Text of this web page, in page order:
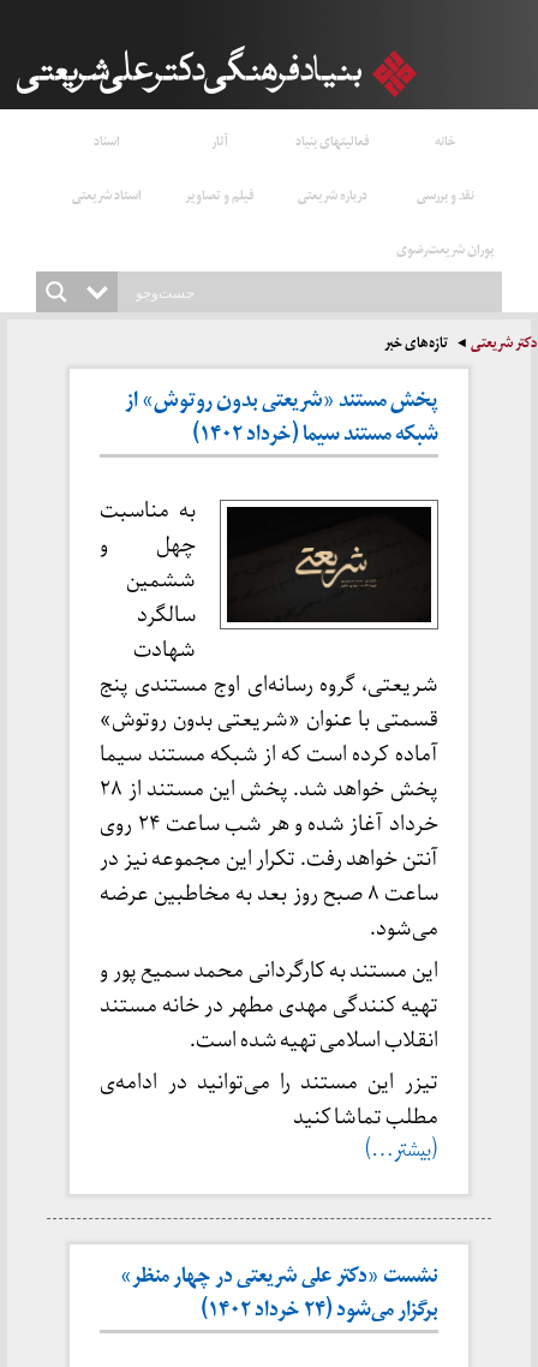
خانه فعالیتهای بنیاد آثار
اسناد
نقد و بررسی
درباره شریعتی فیلم و تصاویر
استاد شریعتی
پوران شریعت‌رضوی
دکتر شریعتی تازه‌های خبر
پخش مستند «شریعتی بدون روتوش» از
شبکه مستند سیما (خرداد ۱۴۰۲)
به مناسبت
چهل و
ششمین
سالگرد
شهادت
شریعتی، گروه رسانه‌ای اوج مستندی پنج
قسمتی با عنوان «شریعتی بدون روتوش»
آماده کرده است که از شبکه مستند سیما
پخش خواهد شد. پخش این مستند از ۲۸
خرداد آغاز شده و هر شب ساعت ۲۴ روی
آنتن خواهد رفت. تکرار این مجموعه نیز در
ساعت ۸ صبح روز بعد به مخاطبین عرضه
می‌شود.
این مستند به کارگردانی محمد سمیع پور و
تهیه کنندگی مهدی مطهر در خانه مستند
انقلاب اسلامی تهیه شده است.
تیزر این مستند را می‌توانید در ادامه‌ی
مطلب تماشا کنید
(بیشتر…)
نشست «دکتر علی شریعتی در چهار منظر»
برگزار می‌شود (۲۴ خرداد ۱۴۰۲)